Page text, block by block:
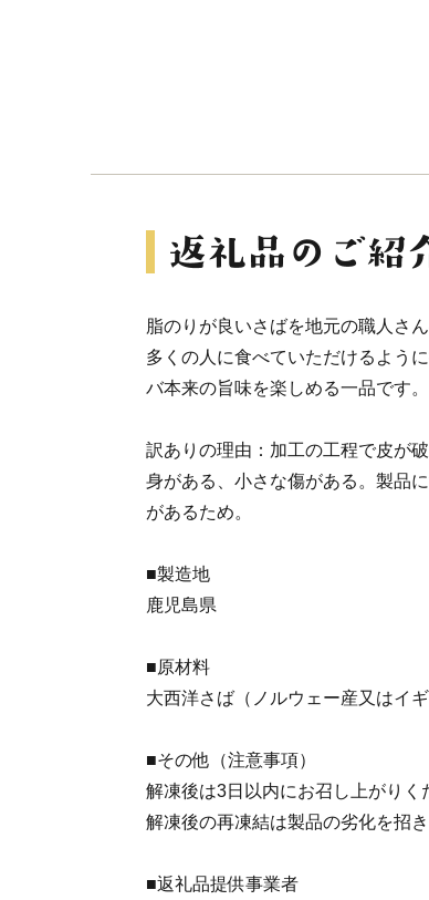
脂のりが良いさばを地元の職人さ
多くの人に食べていただけるよう
バ本来の旨味を楽しめる一品です。
訳ありの理由：加工の工程で皮が
身がある、小さな傷がある。製品
があるため。
■製造地
鹿児島県
■原材料
大西洋さば（ノルウェー産又はイ
■その他（注意事項）
解凍後は3日以内にお召し上がりく
解凍後の再凍結は製品の劣化を招
■返礼品提供事業者